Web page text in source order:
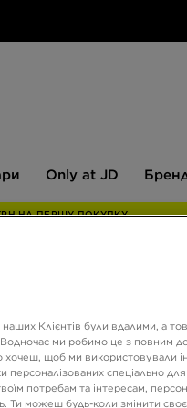
JD
Only at JD
НА ПЕРШУ ПОКУПКУ
Клієнтів були вдалими, а
ми робимо це з повним
хочеш, щоб ми використовували
персоналізованих спеціально
потребам та інтересам,
Ти можеш будь-коли змінити